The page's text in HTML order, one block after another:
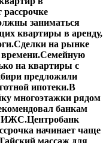
рассрочке
заниматься
квартиры в аренду,
Сделки на рынке
Семейную
на квартиры с
предложили
ипотеки.В
многоэтажки рядом
банкам
ИЖС.Центробанк
начинает чаще
массаж для